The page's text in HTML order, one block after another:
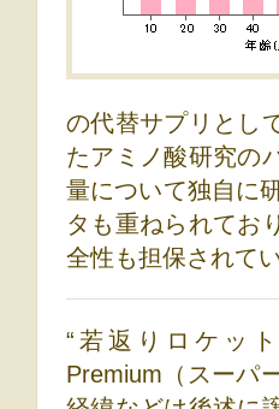
の代替サプリとし
たアミノ酸研究の
量について独自に
タも重ねられてお
全性も担保されて
“若返りロケッ
Premium（スーパ